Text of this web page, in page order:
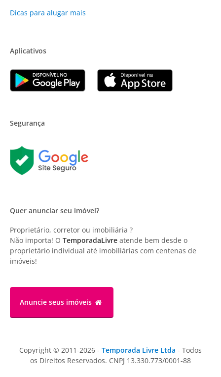
Dicas para alugar mais
Aplicativos
Segurança
Quer anunciar seu imóvel?
Proprietário, corretor ou imobiliária ?
Não importa! O TemporadaLivre atende bem desde o
proprietário individual até imobiliárias com centenas de
imóveis!
Anuncie seus imóveis
Copyright © 2011-2026 - Temporada Livre Ltda - Todos
os Direitos Reservados. CNPJ 13.330.773/0001-88